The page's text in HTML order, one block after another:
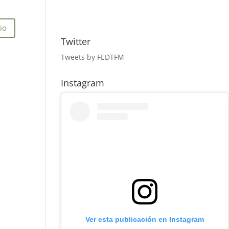
Twitter
Tweets by FEDTFM
Instagram
Ver esta publicación en Instagram